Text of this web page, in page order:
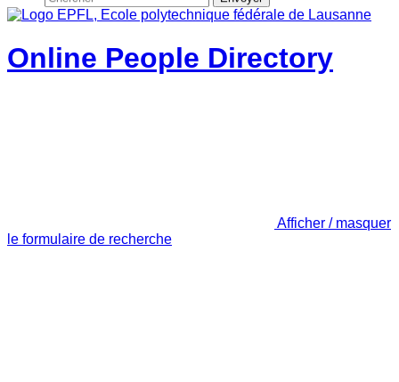
Online People Directory
Afficher / masquer
le formulaire de recherche